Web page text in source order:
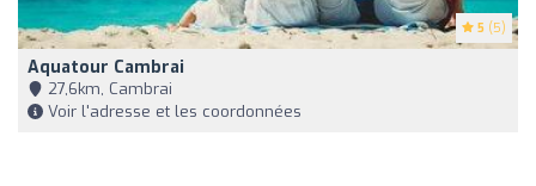
5 (5)
Aquatour Cambrai
27,6km, Cambrai
Voir l'adresse et les coordonnées